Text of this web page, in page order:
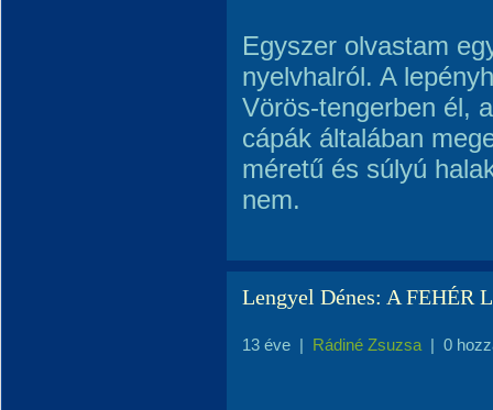
Egyszer olvastam
nyelvhalról. A
Vörös-tengerben él,
cápák általában
méretű és súlyú
nem.
Lengyel Dénes: A FEHÉR
13 éve | Rádiné Zsuzsa | 0